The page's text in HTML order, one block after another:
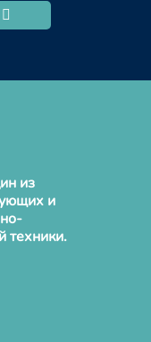
из
и
техники.